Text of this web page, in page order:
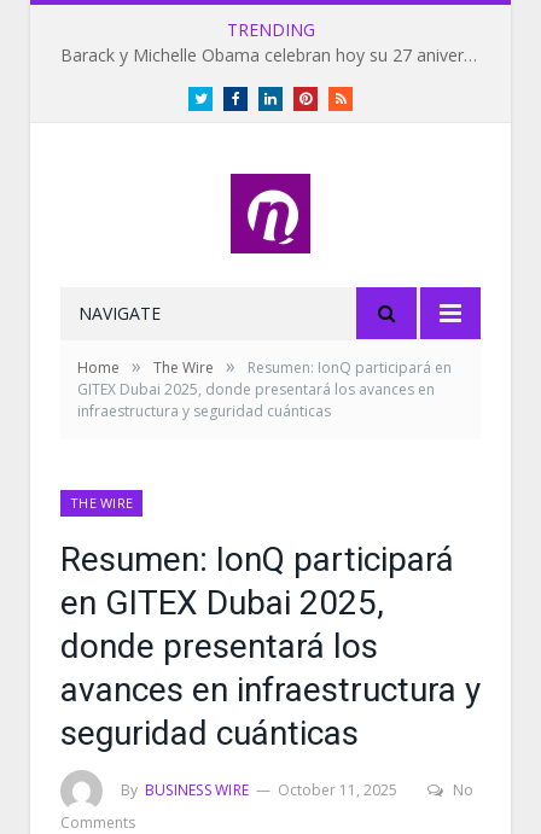
TRENDING
Barack y Michelle Obama celebran hoy su 27 aniversario de bodas
TwitterFacebookLinkedInPinterestRSS
NAVIGATE
Home » The Wire »
Resumen: IonQ participará en
GITEX Dubai 2025, donde presentará los avances en
infraestructura y seguridad cuánticas
THE WIRE
Resumen: IonQ participará
en GITEX Dubai 2025,
donde presentará los
avances en infraestructura y
seguridad cuánticas
By BUSINESS WIRE October 11, 2025
No
Comments